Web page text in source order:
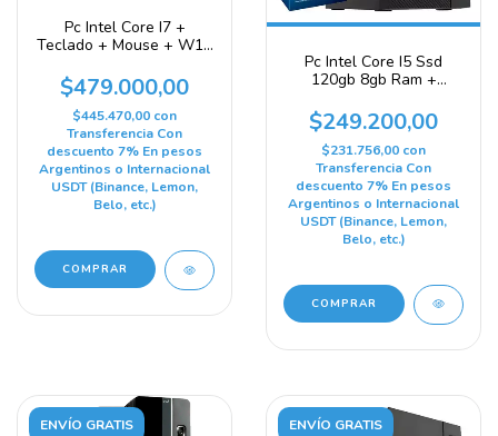
Pc Intel Core I7 +
Teclado + Mouse + W11
$479.000,00
$445.470,00 con
Transferencia Con
descuento 7% En pesos
Argentinos o Internacional
USDT (Binance, Lemon,
Belo, etc.)
COMPRAR
Pc Intel Core I5 Ssd
120gb 8gb Ram +
$249.200,00
$231.756,00 con
Transferencia Con
descuento 7% En pesos
Argentinos o Internacional
USDT (Binance, Lemon,
Belo, etc.)
COMPRAR
ENVÍO GRATIS ENVÍO GRATIS